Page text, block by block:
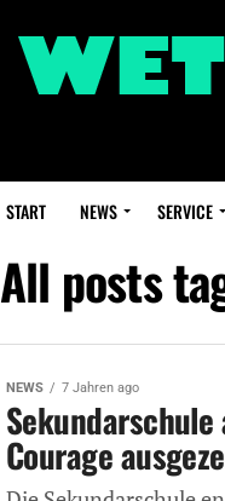
START NEWS SERVICE
All posts
NEWS 7 Jahren ago
Courage